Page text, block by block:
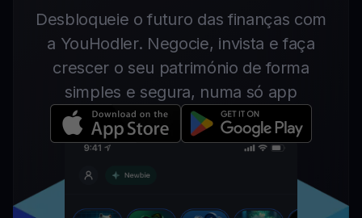
Desbloqueie o futuro das finanças com
a YouHodler. Negocie, invista e faça
crescer o seu património de forma
simples e segura, numa só app